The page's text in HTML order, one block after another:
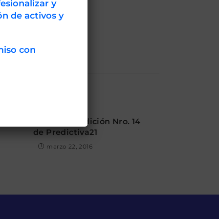
está disponible la Edición Nro. 14
de Predictiva21
marzo 22, 2016
y
de activos y
con